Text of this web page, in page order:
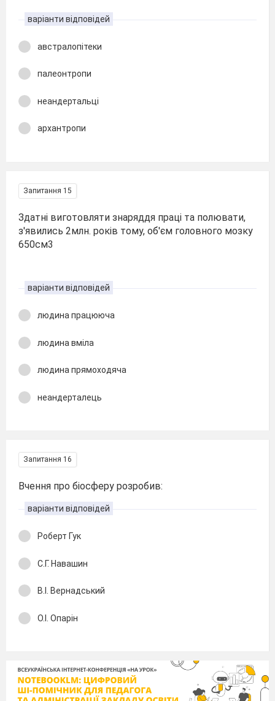
варіанти відповідей
австралопітеки
палеонтропи
неандертальці
архантропи
Запитання 15
Здатні виготовляти знаряддя праці та полювати,
з'явились 2млн. років тому, об'єм головного мозку
650см3
варіанти відповідей
людина працююча
людина вміла
людина прямоходяча
неандерталець
Запитання 16
Вчення про біосферу розробив:
варіанти відповідей
Роберт Гук
С.Г. Навашин
В.І. Вернадський
О.І. Опарін